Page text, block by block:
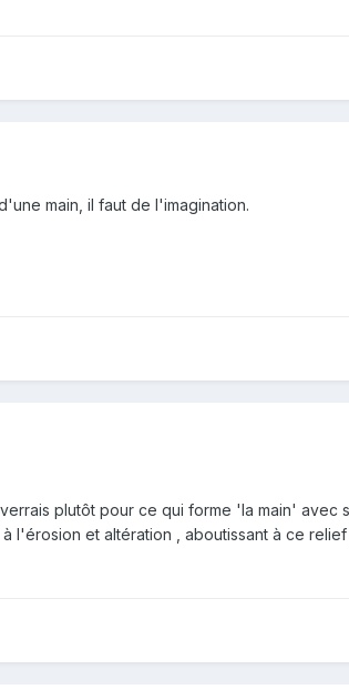
main, il faut de l'imagination.
plutôt pour ce qui forme 'la main'
l'érosion et altération , aboutissant à ce relief